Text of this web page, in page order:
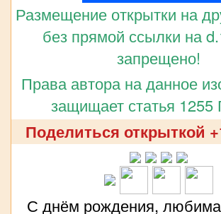
Размещение открытки на
без прямой ссылки на
запрещено!
Права автора на данное
защищает статья
Поделиться открыткой
С днём рождения,